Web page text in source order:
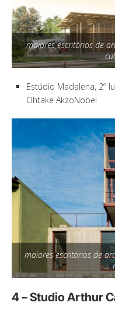
maiores escritórios de
Estúdio Madalena, 2º
Ohtake AkzoNobel
maiores escritórios de
4 – Studio Arthur